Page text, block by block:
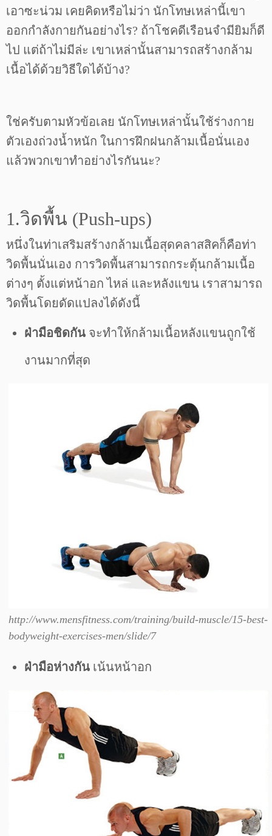
เอาซะน่วม เคยคิดหรือไม่ว่า นักโทษเหล่านี้เขา
ออกกำลังกายกันอย่างไร? ถ้าโชคดีเรือนจำมียิมก็ดี
ไป แต่ถ้าไม่มีล่ะ เขาเหล่านั้นสามารถสร้างกล้าม
เนื้อได้ด้วยวิธีใดได้บ้าง?
ใช่ครับตามหัวข้อเลย นักโทษเหล่านั้นใช้ร่างกาย
ตัวเองถ่วงน้ำหนัก ในการฝึกฝนกล้ามเนื้อนั่นเอง
แล้วพวกเขาทำอย่างไรกันนะ?
1.วิดพื้น (Push-ups)
หนึ่งในท่าเสริมสร้างกล้ามเนื้อสุดคลาสสิคก็คือท่า
วิดพื้นนั่นเอง การวิดพื้นสามารถกระตุ้นกล้ามเนื้อ
ต่างๆ ตั้งแต่หน้าอก ไหล่ และหลังแขน เราสามารถ
วิดพื้นโดยดัดแปลงได้ดังนี้
ฝ่ามือชิดกัน จะทำให้กล้ามเนื้อหลังแขนถูกใช้
งานมากที่สุด
http://www.mensfitness.com/training/build-muscle/15-best-
bodyweight-exercises-men/slide/7
ฝ่ามือห่างกัน เน้นหน้าอก